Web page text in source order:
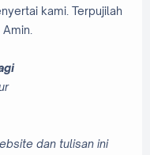
kami. Terpujilah
dan tulisan ini